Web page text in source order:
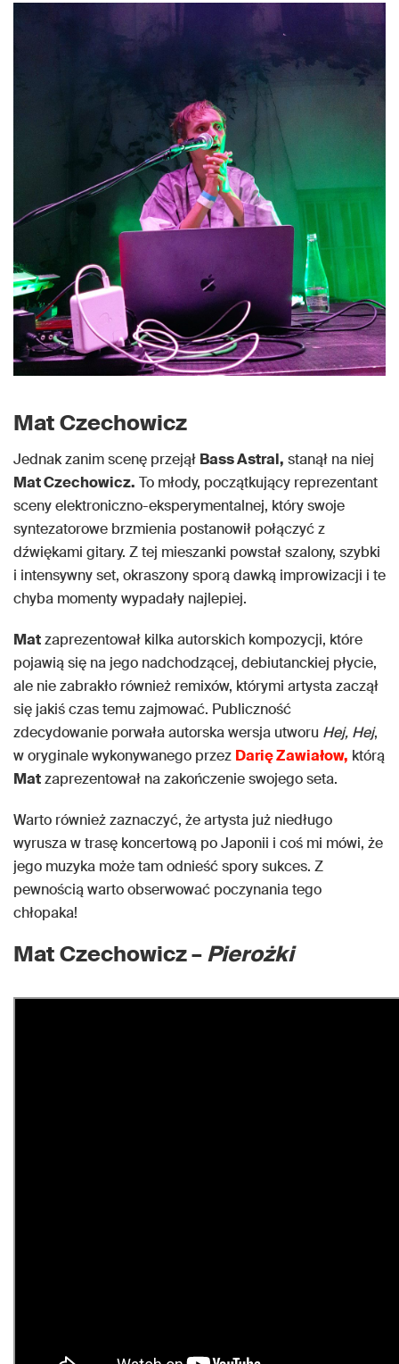
Mat Czechowicz
Jednak zanim scenę przejął Bass Astral, stanął na niej
Mat Czechowicz. To młody, początkujący reprezentant
sceny elektroniczno-eksperymentalnej, który swoje
syntezatorowe brzmienia postanowił połączyć z
dźwiękami gitary. Z tej mieszanki powstał szalony, szybki
i intensywny set, okraszony sporą dawką improwizacji i te
chyba momenty wypadały najlepiej.
Matzaprezentował kilka autorskich kompozycji, które
pojawią się na jego nadchodzącej, debiutanckiej płycie,
ale nie zabrakło również remixów, którymi artysta zaczął
się jakiś czas temu zajmować. Publiczność
zdecydowanie porwała autorska wersja utworu Hej, Hej,
w oryginale wykonywanego przez Darię Zawiałow, którą
Matzaprezentował na zakończenie swojego seta.
Warto również zaznaczyć, że artysta już niedługo
wyrusza w trasę koncertową po Japonii i coś mi mówi, że
jego muzyka może tam odnieść spory sukces. Z
pewnością warto obserwować poczynania tego
chłopaka!
Mat Czechowicz –Pierożki